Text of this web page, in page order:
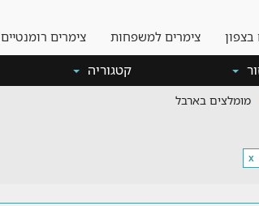
בצפון צימרים למשפחות צימרים רומנטיים
קטגוריה
מומלצים בארבל
x